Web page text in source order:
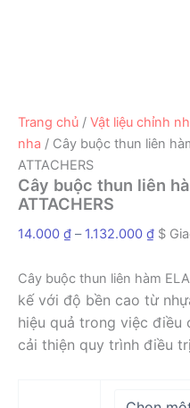
Trang chủ / Vật liệu chỉnh
nha / Cây buộc thun liên
ATTACHERS
Cây buộc thun liên
ATTACHERS
14.000 ₫ – 1.132.000 ₫
từ
đến
$
Cây buộc thun liên hàm
kế với độ bền cao từ
hiệu quả trong việc điều
cải thiện quy trình điều